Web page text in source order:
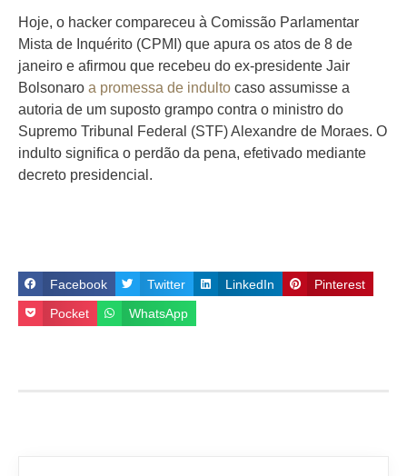
Hoje, o hacker compareceu à Comissão Parlamentar
Mista de Inquérito (CPMI) que apura os atos de 8 de
janeiro e afirmou que recebeu do ex-presidente Jair
Bolsonaro a promessa de indulto caso assumisse a
autoria de um suposto grampo contra o ministro do
Supremo Tribunal Federal (STF) Alexandre de Moraes. O
indulto significa o perdão da pena, efetivado mediante
decreto presidencial.
Facebook Twitter LinkedIn Pinterest
Pocket WhatsApp